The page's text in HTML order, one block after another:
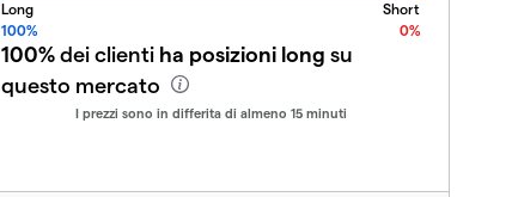
Long
Short
100%
0%
100%dei clienti ha posizioni long su
questo mercato
I prezzi sono in differita di almeno 15 minuti